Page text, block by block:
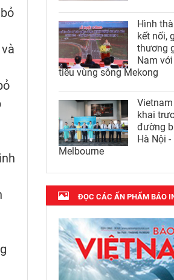
Hình
kết nối,
thương
Nam
tiểu vùng sông Mekong
khai
đường
Hà Nội -
Melbourne
ĐỌC CÁC ẤN PHẨM BÁO